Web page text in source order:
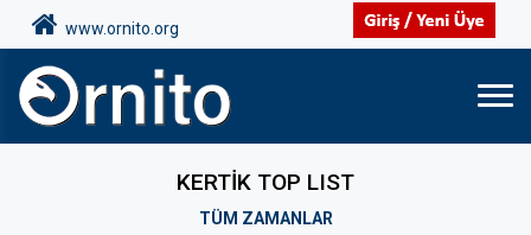
www.ornito.org
KERTİK TOP LIST
TÜM ZAMANLAR